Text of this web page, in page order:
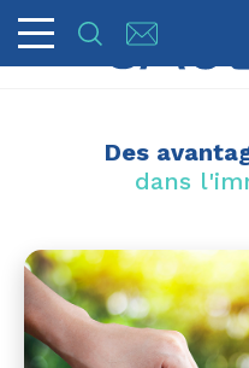
Des
dans